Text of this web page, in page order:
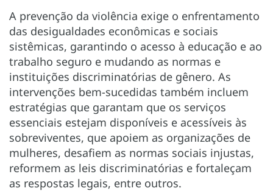
A prevenção da violência exige o enfrentamento
das desigualdades econômicas e sociais
sistêmicas, garantindo o acesso à educação e ao
trabalho seguro e mudando as normas e
instituições discriminatórias de gênero. As
intervenções bem-sucedidas também incluem
estratégias que garantam que os serviços
essenciais estejam disponíveis e acessíveis às
sobreviventes, que apoiem as organizações de
mulheres, desafiem as normas sociais injustas,
reformem as leis discriminatórias e fortaleçam
as respostas legais, entre outros.